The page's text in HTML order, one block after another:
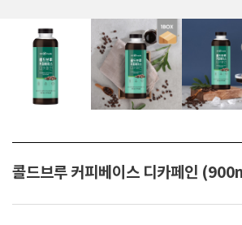
콜드브루 커피베이스 디카페인